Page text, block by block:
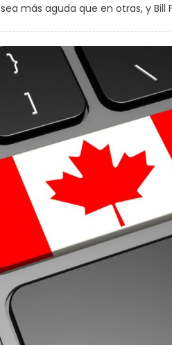
más aguda que en otras, y Bill